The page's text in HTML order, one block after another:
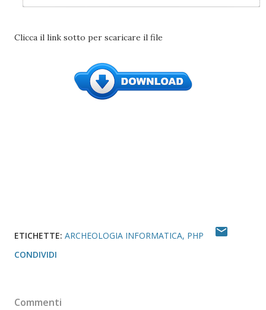
Clicca il link sotto per scaricare il file
ETICHETTE: ARCHEOLOGIA INFORMATICA PHP
CONDIVIDI
Commenti